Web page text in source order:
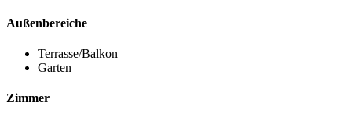
Außenbereiche
Terrasse/Balkon
Garten
Zimmer